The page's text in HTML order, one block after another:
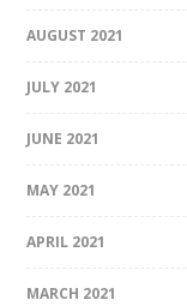
AUGUST 2021
JULY 2021
JUNE 2021
MAY 2021
APRIL 2021
MARCH 2021